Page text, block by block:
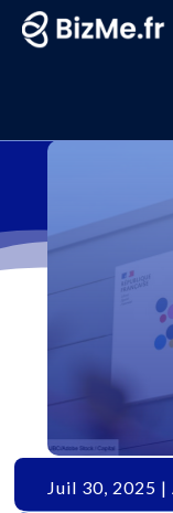
Juil 30, 2025 |